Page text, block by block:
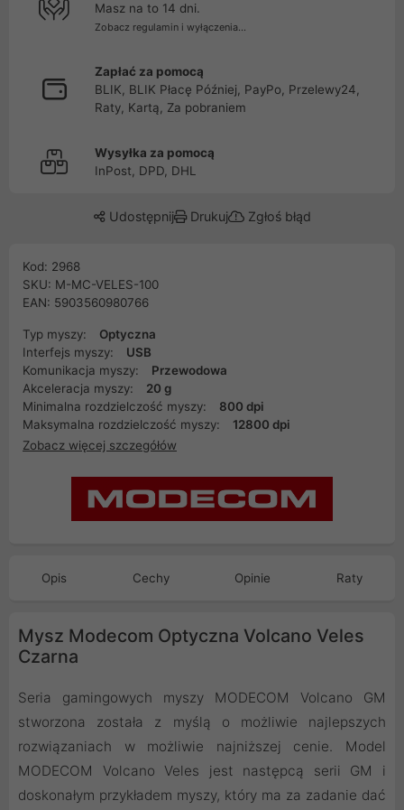
Masz na to 14 dni.
Zobacz regulamin i wyłączenia...
Zapłać za pomocą
BLIK, BLIK Płacę Później, PayPo, Przelewy24,
Raty, Kartą, Za pobraniem
Wysyłka za pomocą
InPost, DPD, DHL
Udostępnij Drukuj Zgłoś błąd
Kod: 2968
SKU: M-MC-VELES-100
EAN: 5903560980766
Typ myszy:
Optyczna
Interfejs myszy:
USB
Komunikacja myszy:
Przewodowa
Akceleracja myszy:
20 g
Minimalna rozdzielczość myszy:
800 dpi
Maksymalna rozdzielczość myszy:
12800 dpi
Zobacz więcej szczegółów
Opis Cechy Opinie Raty
Mysz Modecom Optyczna Volcano Veles
Czarna
Seria gamingowych myszy MODECOM Volcano GM
stworzona została z myślą o możliwie najlepszych
rozwiązaniach w możliwie najniższej cenie. Model
MODECOM Volcano Veles jest następcą serii GM i
doskonałym przykładem myszy, który ma za zadanie dać